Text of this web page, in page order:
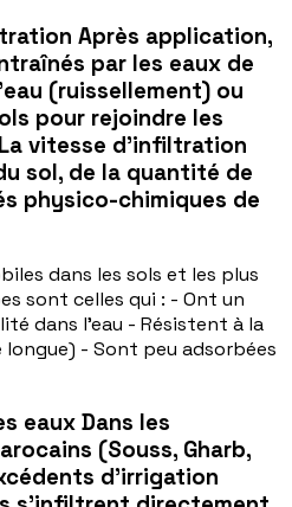
Après application,
par les eaux de
(ruissellement) ou
pour rejoindre les
vitesse d'infiltration
sol, de la quantité de
physico-chimiques de
dans les sols et les plus
sont celles qui : - Ont un
dans l'eau - Résistent à la
- Sont peu adsorbées
eaux Dans les
(Souss, Gharb,
d'irrigation